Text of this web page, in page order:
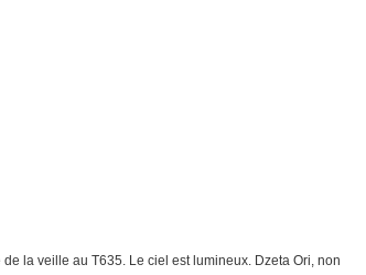
la veille au T635. Le ciel est lumineux. Dzeta Ori, non